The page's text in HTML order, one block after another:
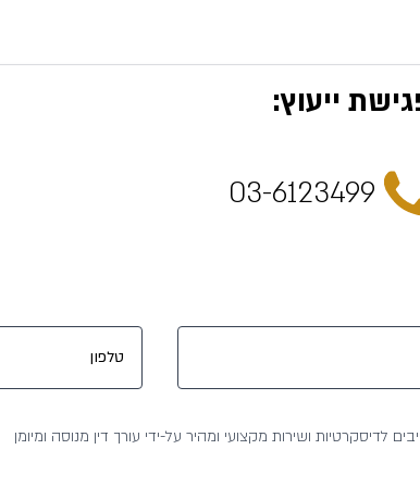
ייעוץ:
03-6123499
לדיסקרטיות ושירות מקצועי ומהיר על-ידי עורך דין מנוסה ומיומן